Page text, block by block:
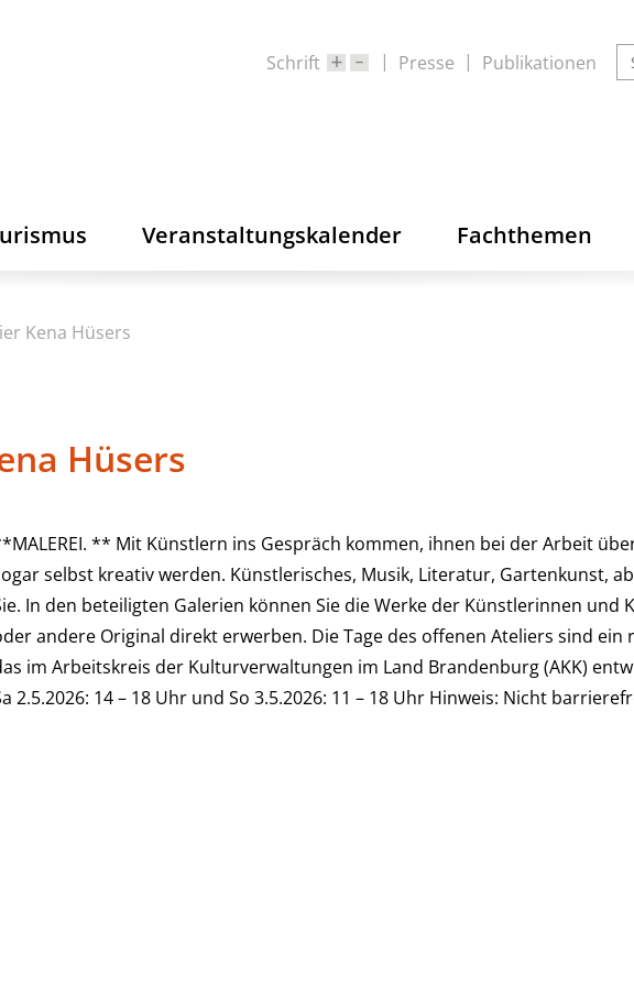
Schrift Presse Publikationen
Veranstaltungskalender Fachthemen
Kena Hüsers
Hüsers
** Mit Künstlern ins Gespräch kommen, ihnen bei der Arbeit
selbst kreativ werden. Künstlerisches, Musik, Literatur, Gartenkunst,
In den beteiligten Galerien können Sie die Werke der Künstlerinnen und
andere Original direkt erwerben. Die Tage des offenen Ateliers sind
im Arbeitskreis der Kulturverwaltungen im Land Brandenburg (AKK)
2.5.2026: 14 – 18 Uhr und So 3.5.2026: 11 – 18 Uhr Hinweis: Nicht